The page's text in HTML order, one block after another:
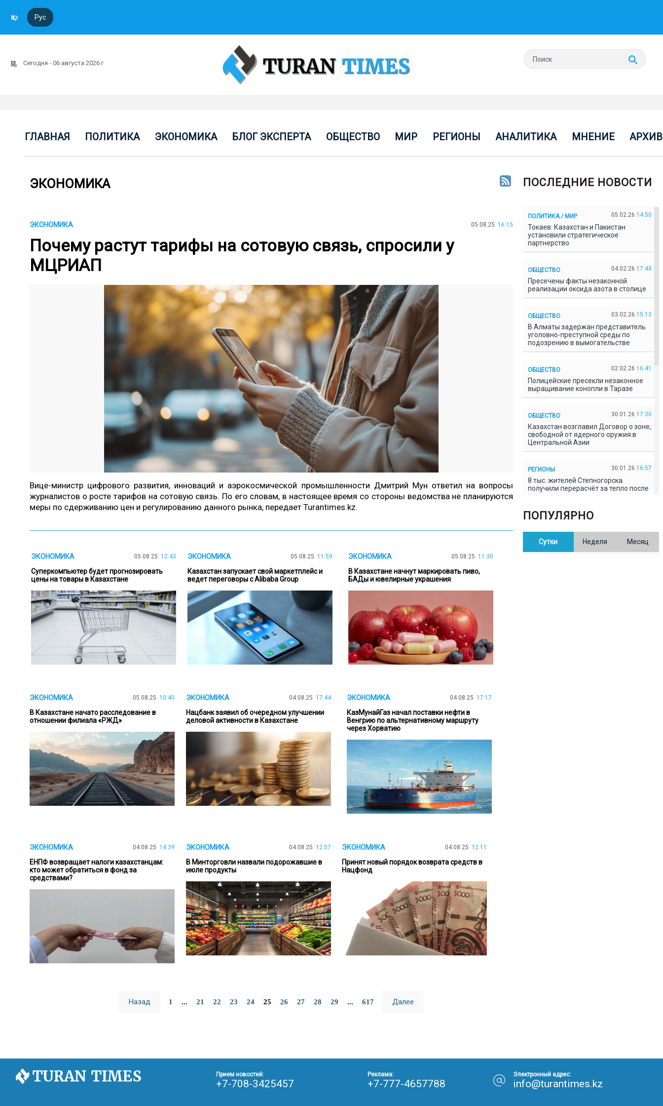
Қаз Рус
Сегодня - 06 августа 2026 г
ГЛАВНАЯ ПОЛИТИКА ЭКОНОМИКА БЛОГ ЭКСПЕРТА ОБЩЕСТВО МИР РЕГИОНЫ АНАЛИТИКА МНЕНИЕ АРХИВ
ЭКОНОМИКА
ЭКОНОМИКА 05.08.25 16:15
Почему растут тарифы на сотовую связь, спросили у
МЦРИАП
Вице-министр цифрового развития, инноваций и аэрокосмической промышленности Дмитрий Мун ответил на вопросы
журналистов о росте тарифов на сотовую связь. По его словам, в настоящее время со стороны ведомства не планируются
меры по сдерживанию цен и регулированию данного рынка, передает Turantimes.kz.
ЭКОНОМИКА 05.08.25 12:43
Суперкомпьютер будет прогнозировать
цены на товары в Казахстане
ЭКОНОМИКА 05.08.25 11:59
Казахстан запускает свой маркетплейс и
ведет переговоры с Alibaba Group
ЭКОНОМИКА 05.08.25 11:30
В Казахстане начнут маркировать пиво,
БАДы и ювелирные украшения
ЭКОНОМИКА 05.08.25 10:40
В Казахстане начато расследование в
отношении филиала «РЖД»
ЭКОНОМИКА 04.08.25 17:44
Нацбанк заявил об очередном улучшении
деловой активности в Казахстане
ЭКОНОМИКА 04.08.25 17:17
КазМунайГаз начал поставки нефти в
Венгрию по альтернативному маршруту
через Хорватию
ЭКОНОМИКА 04.08.25 14:39
ЕНПФ возвращает налоги казахстанцам:
кто может обратиться в фонд за
средствами?
ЭКОНОМИКА 04.08.25 12:57
В Минторговли назвали подорожавшие в
июле продукты
ЭКОНОМИКА 04.08.25 12:11
Принят новый порядок возврата средств в
Нацфонд
Назад 1 ... 21 22 23 24 25 26 27 28 29 ... 617 Далее
ПОСЛЕДНИЕ НОВОСТИ
ПОЛИТИКА / МИР 05.02.26 14:50
Токаев: Казахстан и Пакистан
установили стратегическое
партнерство
ОБЩЕСТВО 04.02.26 17:43
Пресечены факты незаконной
реализации оксида азота в столице
ОБЩЕСТВО 03.02.26 15:13
В Алматы задержан представитель
уголовно-преступной среды по
подозрению в вымогательстве
ОБЩЕСТВО 02.02.26 16:41
Полицейские пресекли незаконное
выращивание конопли в Таразе
ОБЩЕСТВО 30.01.26 17:30
Казахстан возглавил Договор о зоне,
свободной от ядерного оружия в
Центральной Азии
РЕГИОНЫ 30.01.26 16:57
8 тыс. жителей Степногорска
получили перерасчёт за тепло после
В Казахстане готовят новую
редакцию Конституции: меняется
ПОПУЛЯРНО
Сутки Неделя Месяц
Прием новостей:
+7-708-3425457
Реклама:
+7-777-4657788
Электронный адрес:
info@turantimes.kz